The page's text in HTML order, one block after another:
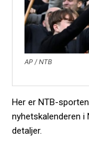
AP / NTB
Her er NTB-
nyhetskalenderen
detaljer.